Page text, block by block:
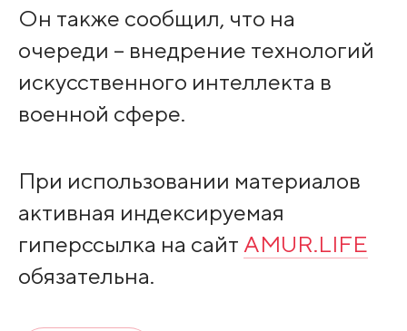
Он также сообщил, что на
очереди – внедрение технологий
искусственного интеллекта в
военной сфере.
При использовании материалов
активная индексируемая
гиперссылка на сайт AMUR.LIFE
обязательна.